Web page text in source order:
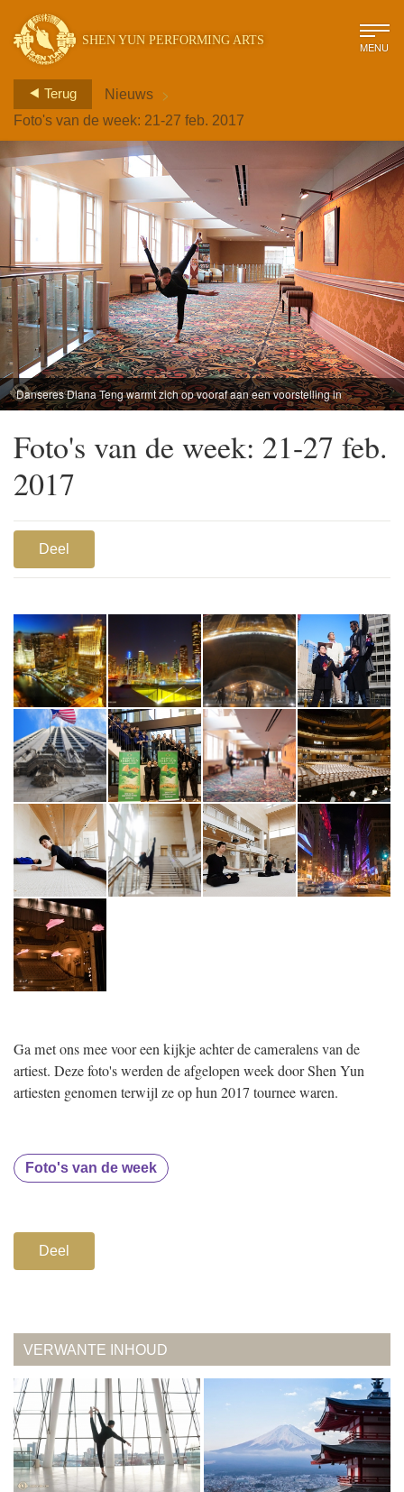
SHEN YUN PERFORMING ARTS MENU
Terug Nieuws >
Foto's van de week: 21-27 feb. 2017
Danseres Diana Teng warmt zich op vooraf aan een voorstelling in
Baltimore. (Foto door danseres Helen Li)
Foto's van de week: 21-27 feb.
2017
Deel
1
Ga met ons mee voor een kijkje achter de cameralens van de
artiest. Deze foto's werden de afgelopen week door Shen Yun
artiesten genomen terwijl ze op hun 2017 tournee waren.
Foto's van de week
Deel
VERWANTE INHOUD